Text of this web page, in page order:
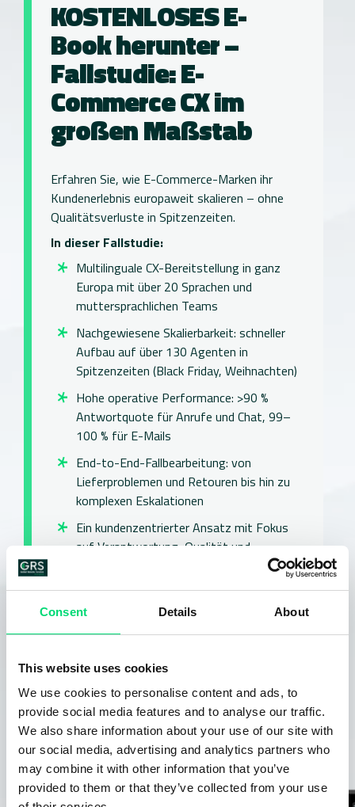
Consent Details About
This website uses cookies
We use cookies to personalise content and ads, to
provide social media features and to analyse our traffic.
We also share information about your use of our site with
our social media, advertising and analytics partners who
may combine it with other information that you’ve
provided to them or that they’ve collected from your use
KOSTENLOSES E-
Book herunter –
Fallstudie: E-
Commerce CX im
großen Maßstab
Erfahren Sie, wie E-Commerce-Marken ihr
Kundenerlebnis europaweit skalieren – ohne
Qualitätsverluste in Spitzenzeiten.
In dieser Fallstudie:
Multilinguale CX-Bereitstellung in ganz
Europa mit über 20 Sprachen und
muttersprachlichen Teams
Nachgewiesene Skalierbarkeit: schneller
Aufbau auf über 130 Agenten in
Spitzenzeiten (Black Friday, Weihnachten)
Hohe operative Performance: >90 %
Antwortquote für Anrufe und Chat, 99–
100 % für E-Mails
End-to-End-Fallbearbeitung: von
Lieferproblemen und Retouren bis hin zu
komplexen Eskalationen
Ein kundenzentrierter Ansatz mit Fokus
auf Verantwortung, Qualität und
Laden Sie das vollständige E-Book
herunter, indem Sie das Formular ausfüllen!